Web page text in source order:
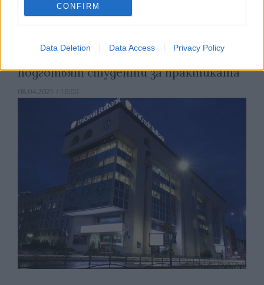
CONFIRM
Data Deletion Data Access Privacy Policy
подготвят студенти за практиката
08.04.2021 / 16:00